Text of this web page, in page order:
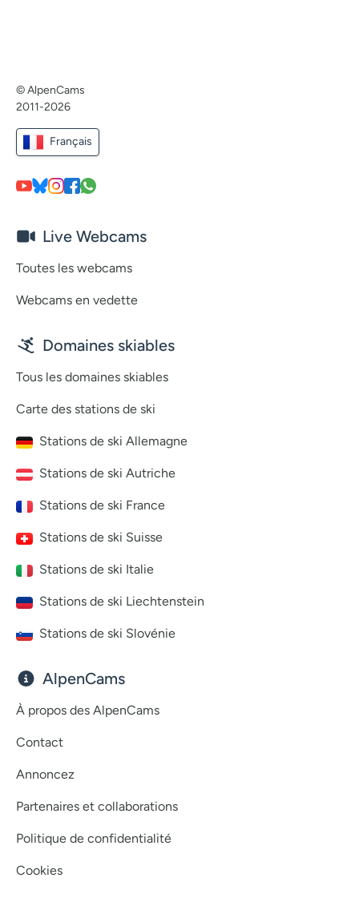
© AlpenCams
2011-2026
Français
Live Webcams
Toutes les webcams
Webcams en vedette
Domaines skiables
Tous les domaines skiables
Carte des stations de ski
Stations de ski Allemagne
Stations de ski Autriche
Stations de ski France
Stations de ski Suisse
Stations de ski Italie
Stations de ski Liechtenstein
Stations de ski Slovénie
AlpenCams
À propos des AlpenCams
Contact
Annoncez
Partenaires et collaborations
Politique de confidentialité
Cookies